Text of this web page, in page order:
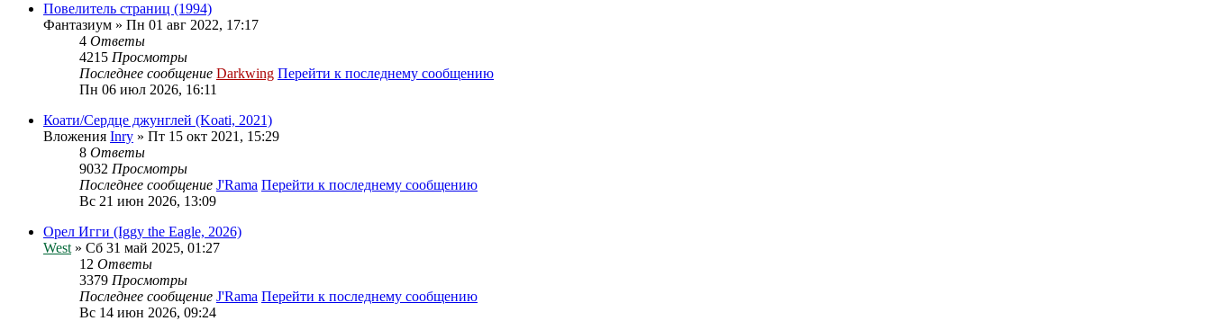
Повелитель страниц (1994)
Фантазиум » Пн 01 авг 2022, 17:17
4 Ответы
4215 Просмотры
Последнее сообщение Darkwing Перейти к последнему сообщению
Пн 06 июл 2026, 16:11
Коати/Сердце джунглей (Koati, 2021)
Вложения Inry » Пт 15 окт 2021, 15:29
8 Ответы
9032 Просмотры
Последнее сообщение J'Rama Перейти к последнему сообщению
Вс 21 июн 2026, 13:09
Орел Игги (Iggy the Eagle, 2026)
West » Сб 31 май 2025, 01:27
12 Ответы
3379 Просмотры
Последнее сообщение J'Rama Перейти к последнему сообщению
Вс 14 июн 2026, 09:24